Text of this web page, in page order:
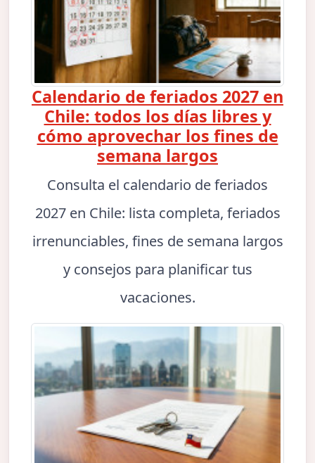
Calendario de feriados 2027 en
Chile: todos los días libres y
cómo aprovechar los fines de
semana largos
Consulta el calendario de feriados
2027 en Chile: lista completa, feriados
irrenunciables, fines de semana largos
y consejos para planificar tus
vacaciones.